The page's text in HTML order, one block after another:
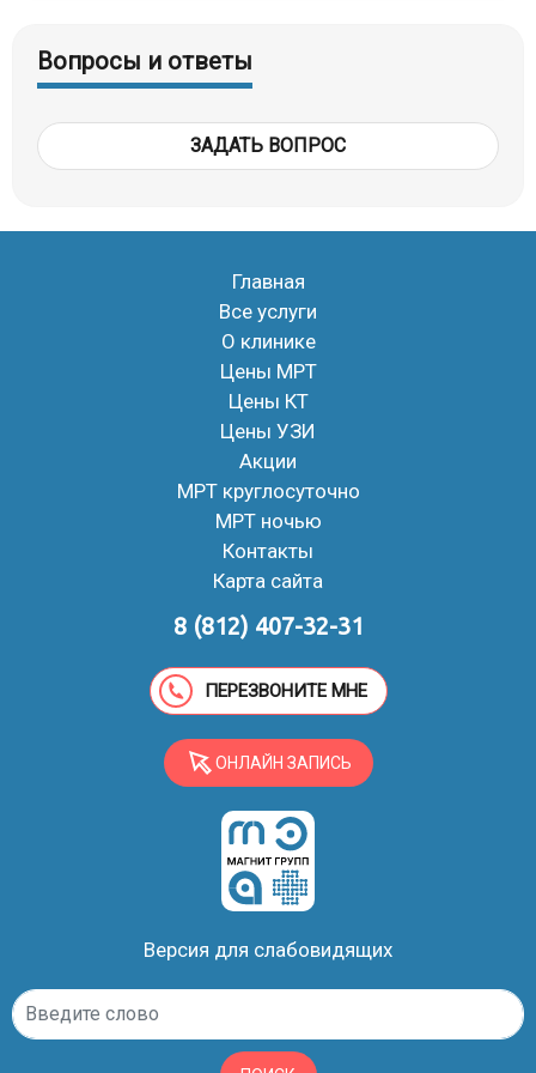
Сканирование рентгеновскими лучами является
методом выбора при необходимости визуализации
новообразований, гематом, особенностей строения
кровеносной системы, измерения диаметра
всего используют для изучения анатомических
структуру органов, мышечных волокон, подкожно-
Помимо особенностей анатомического строения,
диагностическая процедура позволяет обнаружить:
объемные образования;
аномалии развития;
сосудистые патологии;
признаки острых и хронических заболеваний.
При исследовании мягких тканей шеи в зону интереса
щитовидная и паращитовидная железы;
лимфоузлы;
верхние доли легких.
При обнаружении патологических изменений в
Вопросы и ответы
ЗАДАТЬ ВОПРОС
Главная
Все услуги
О клинике
Цены МРТ
Цены КТ
Цены УЗИ
Акции
МРТ круглосуточно
МРТ ночью
Контакты
Карта сайта
8 (812) 407-32-31
ПЕРЕЗВОНИТЕ МНЕ
ОНЛАЙН ЗАПИСЬ
Версия для слабовидящих